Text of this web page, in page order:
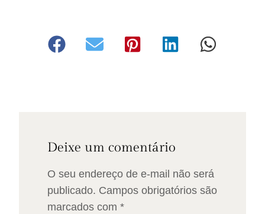
Deixe um comentário
O seu endereço de e-mail não será
publicado. Campos obrigatórios são
marcados com *